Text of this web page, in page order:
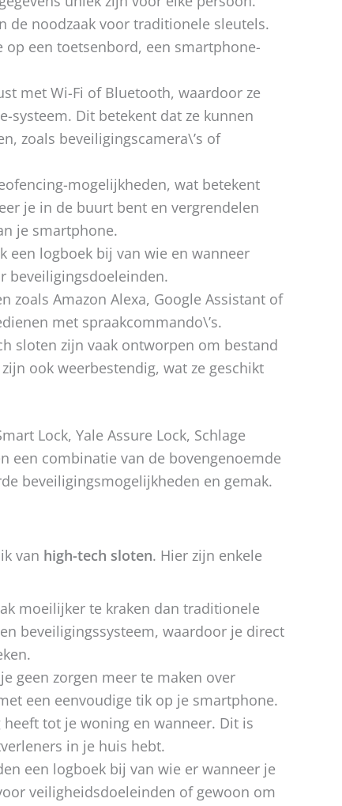
de noodzaak voor traditionele sleutels.
een toetsenbord, een smartphone-
met Wi-Fi of Bluetooth, waardoor ze
systeem. Dit betekent dat ze kunnen
zoals beveiligingscamera\’s of
mogelijkheden, wat betekent
je in de buurt bent en vergrendelen
je smartphone.
een logboek bij van wie en wanneer
beveiligingsdoeleinden.
zoals Amazon Alexa, Google Assistant of
met spraakcommando\’s.
sloten zijn vaak ontworpen om bestand
ook weerbestendig, wat ze geschikt
Lock, Yale Assure Lock, Schlage
een combinatie van de bovengenoemde
beveiligingsmogelijkheden en gemak.
van high-tech sloten. Hier zijn enkele
moeilijker te kraken dan traditionele
beveiligingssysteem, waardoor je direct
geen zorgen meer te maken over
een eenvoudige tik op je smartphone.
heeft tot je woning en wanneer. Dit is
in je huis hebt.
een logboek bij van wie er wanneer je
veiligheidsdoeleinden of gewoon om